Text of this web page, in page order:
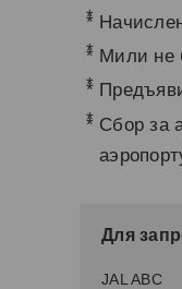
*
* Мили не
*
* Сбор за
Для
JAL ABC